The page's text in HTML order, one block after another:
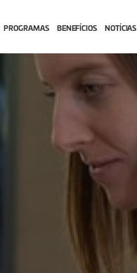
PROGRAMAS BENEFÍCIOS NOTÍCIAS